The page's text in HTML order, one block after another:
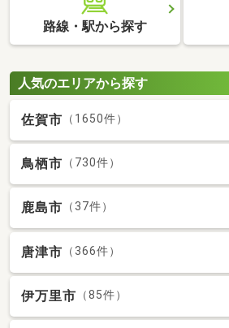
路線・駅から探す
人気のエリアから探す
佐賀市 （1650件）
鳥栖市 （730件）
鹿島市 （37件）
唐津市 （366件）
伊万里市 （85件）